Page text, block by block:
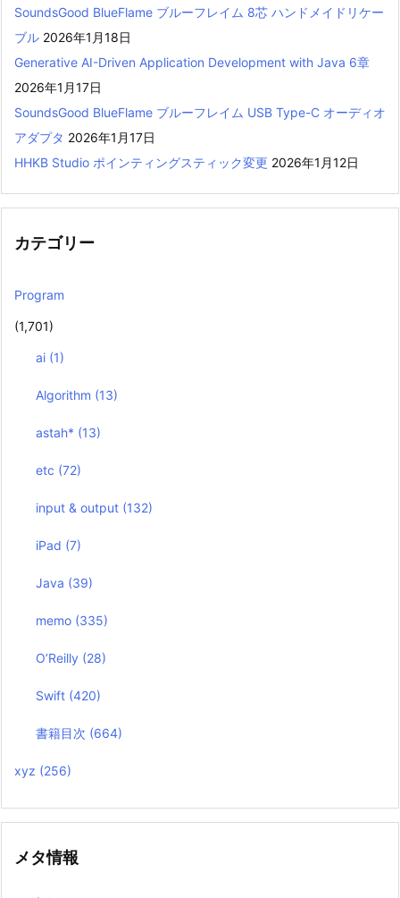
SoundsGood BlueFlame ブルーフレイム 8芯 ハンドメイドリケー
ブル 2026年1月18日
Generative AI-Driven Application Development with Java 6章
2026年1月17日
SoundsGood BlueFlame ブルーフレイム USB Type-C オーディオ
アダプタ 2026年1月17日
HHKB Studio ポインティングスティック変更 2026年1月12日
カテゴリー
Program
(1,701)
ai (1)
Algorithm (13)
astah* (13)
etc (72)
input & output (132)
iPad (7)
Java (39)
memo (335)
O’Reilly (28)
Swift (420)
書籍目次 (664)
xyz (256)
メタ情報